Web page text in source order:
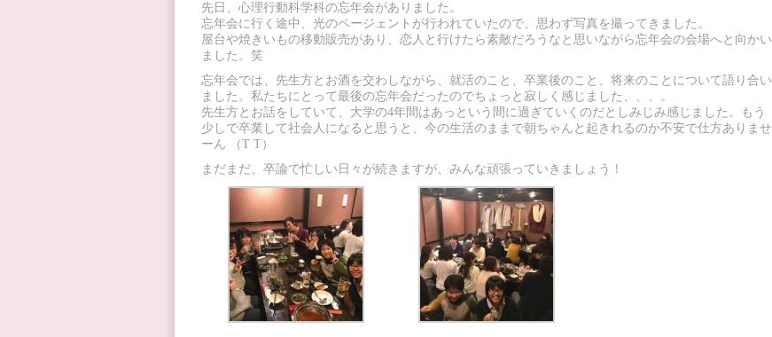
先日、心理行動科学科の忘年会がありました。
忘年会に行く途中、光のページェントが行われていたので、思わず写真を撮ってきました。
屋台や焼きいもの移動販売があり、恋人と行けたら素敵だろうなと思いながら忘年会の会場へと向かい
ました。笑
忘年会では、先生方とお酒を交わしながら、就活のこと、卒業後のこと、将来のことについて語り合い
ました。私たちにとって最後の忘年会だったのでちょっと寂しく感じました、、、。
先生方とお話をしていて、大学の4年間はあっという間に過ぎていくのだとしみじみ感じました。もう
少しで卒業して社会人になると思うと、今の生活のままで朝ちゃんと起きれるのか不安で仕方ありませ
ーん （T T）
まだまだ、卒論で忙しい日々が続きますが、みんな頑張っていきましょう！